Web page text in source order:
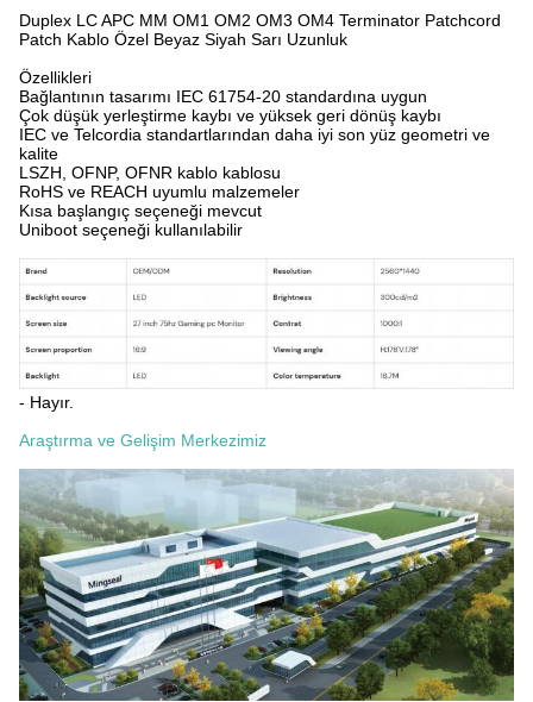
Duplex LC APC MM OM1 OM2 OM3 OM4 Terminator Patchcord
Patch Kablo Özel Beyaz Siyah Sarı Uzunluk
Özellikleri
Bağlantının tasarımı IEC 61754-20 standardına uygun
Çok düşük yerleştirme kaybı ve yüksek geri dönüş kaybı
IEC ve Telcordia standartlarından daha iyi son yüz geometri ve
kalite
LSZH, OFNP, OFNR kablo kablosu
RoHS ve REACH uyumlu malzemeler
Kısa başlangıç seçeneği mevcut
Uniboot seçeneği kullanılabilir
- Hayır.
Araştırma ve Gelişim Merkezimiz